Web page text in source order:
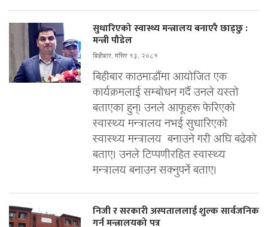
सुधारिएको स्वास्थ्य मन्त्रालय बनाएरै छाड्छु :
मन्त्री पौडेल
बिहीबार, मंसिर १३, २०८१
बिहीबार काठमाडौंमा आयोजित एक
कार्यक्रमलाई सम्बोधन गर्दै उनले यस्तो
बताएका हुन्। उनले आफूहरू फेरिएको
स्वास्थ्य मन्त्रालय नभई सुधारिएको
स्वास्थ्य मन्त्रालय बनाउने गरी अघि बढेको
बताए। उनले टिप्पणीरहित स्वास्थ्य
मन्त्रालय बनाउन सक्नुपर्ने बताए।
निजी र सरकारी अस्पताललाई शुल्क सार्वजनिक
गर्न मन्त्रालयको पत्र